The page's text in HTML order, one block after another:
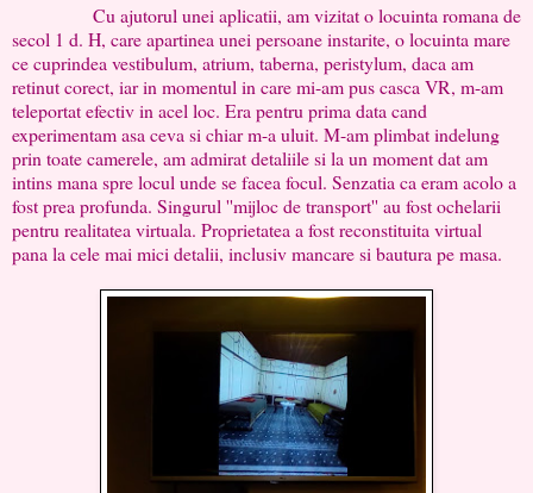
Cu ajutorul unei aplicatii, am vizitat o locuinta romana de
secol 1 d. H, care apartinea unei persoane instarite, o locuinta mare
ce cuprindea vestibulum, atrium, taberna, peristylum, daca am
retinut corect, iar in momentul in care mi-am pus casca VR, m-am
teleportat efectiv in acel loc. Era pentru prima data cand
experimentam asa ceva si chiar m-a uluit. M-am plimbat indelung
prin toate camerele, am admirat detaliile si la un moment dat am
intins mana spre locul unde se facea focul. Senzatia ca eram acolo a
fost prea profunda. Singurul ''mijloc de transport'' au fost ochelarii
pentru realitatea virtuala. Proprietatea a fost reconstituita virtual
pana la cele mai mici detalii, inclusiv mancare si bautura pe masa.